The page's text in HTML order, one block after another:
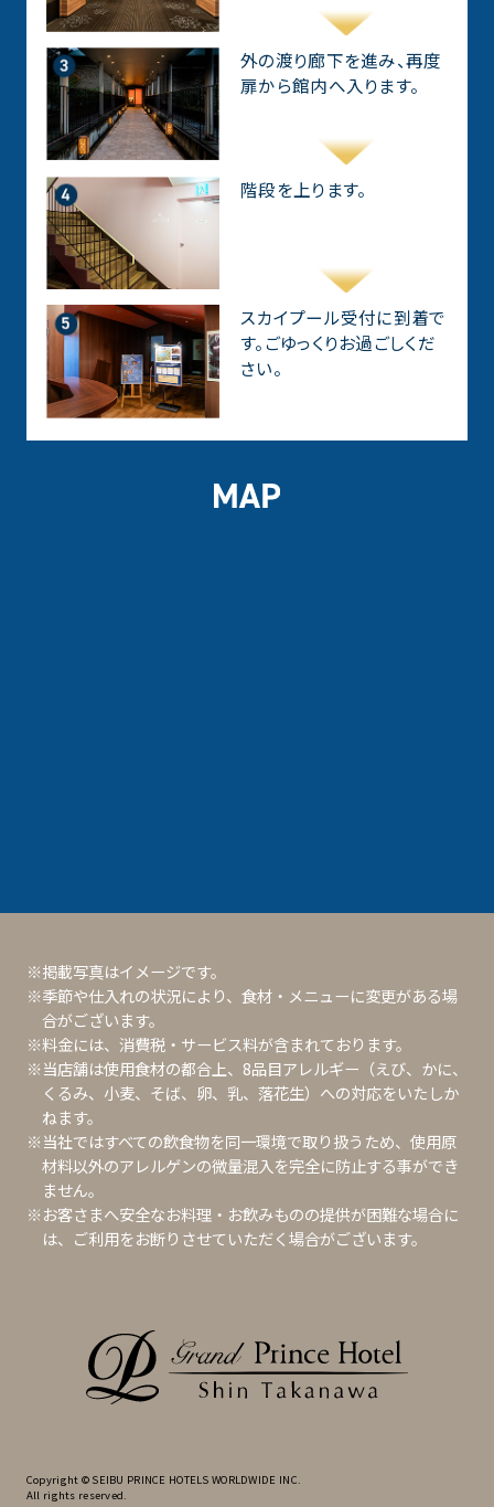
外の渡り廊下を進み、再度
扉から館内へ入ります。
階段を上ります。
スカイプール受付に到着で
す。ごゆっくりお過ごしくだ
さい。
※掲載写真はイメージです。
※季節や仕入れの状況により、食材・メニューに変更がある場
合がございます。
※料金には、消費税・サービス料が含まれております。
※当店舗は使用食材の都合上、8品目アレルギー（えび、かに、
くるみ、小麦、そば、卵、乳、落花生）への対応をいたしか
ねます。
※当社ではすべての飲食物を同一環境で取り扱うため、使用原
材料以外のアレルゲンの微量混入を完全に防止する事ができ
ません。
※お客さまへ安全なお料理・お飲みものの提供が困難な場合に
は、ご利用をお断りさせていただく場合がございます。
Copyright © SEIBU PRINCE HOTELS WORLDWIDE INC.
All rights reserved.